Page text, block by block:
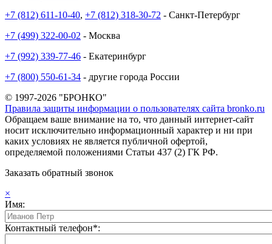
+7 (812) 611-10-40, +7 (812) 318-30-72 - Санкт-Петербург
+7 (499) 322-00-02 - Москва
+7 (992) 339-77-46 - Екатеринбург
+7 (800) 550-61-34 - другие города России
© 1997-2026 "БРОНКО"
Правила защиты информации о пользователях сайта bronko.ru
Обращаем ваше внимание на то, что данный интернет-сайт
носит исключительно информационный характер и ни при
каких условиях не является публичной офертой,
определяемой положениями Статьи 437 (2) ГК РФ.
Заказать обратный звонок
×
Имя:
Контактный телефон*: